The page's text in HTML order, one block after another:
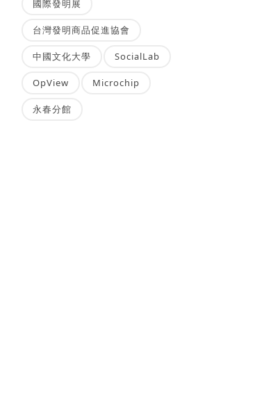
國際發明展
台灣發明商品促進協會
中國文化大學 SocialLab
OpView Microchip
永春分館